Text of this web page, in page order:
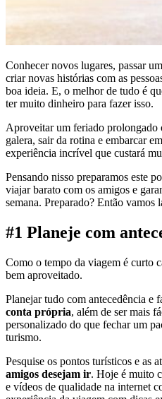
Conhecer novos lugares, passar
criar novas histórias com as
boa ideia. E, o melhor de tudo é
ter muito dinheiro para fazer isso.
Aproveitar um feriado prolongado
galera, sair da rotina e embarcar
experiência incrível que custará
Pensando nisso preparamos este
viajar barato com os amigos e
semana. Preparado? Então vamos
#1 Planeje com
Como o tempo da viagem é curto
bem aproveitado.
Planejar tudo com antecedência e
conta própria, além de ser mais
personalizado do que fechar um
turismo.
Pesquise os pontos turísticos e as
amigos desejam ir. Hoje é muito
e vídeos de qualidade na internet